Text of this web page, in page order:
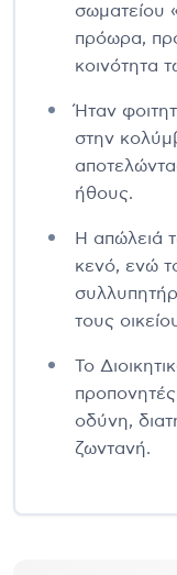
σωματείου
πρόωρα,
κοινότητα
Ήταν
στην
ήθους.
Η απώλειά
κενό, ενώ
τους
Το
οδύνη,
ζωντανή.